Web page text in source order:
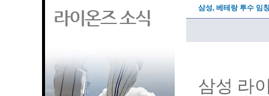
라이온즈 소식 삼성, 베테랑 투수 임
삼성 라